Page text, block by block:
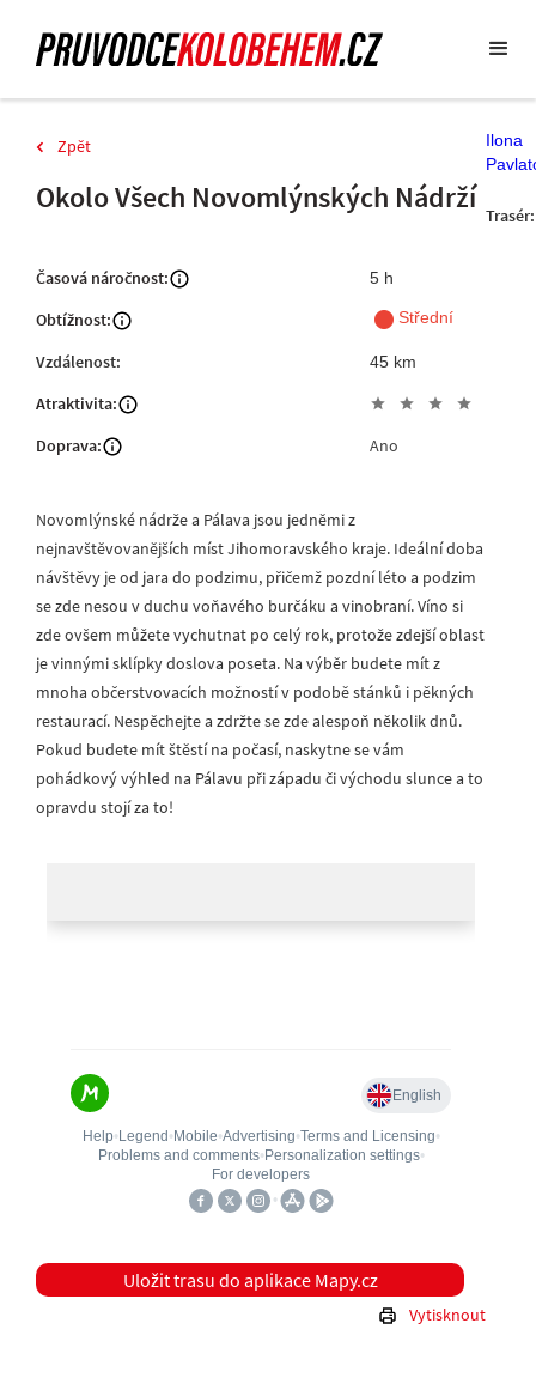
Obtížnost:
5 h
Trasér:
Zpět
Vzdálenost:
Okolo Všech Novomlýnských Nádrží
Ilona
fiber_manual_recordStřední
45 km
Doprava:
Atraktivita:
Časová náročnost:
Vytisknout
Uložit trasu do aplikace Mapy.cz
star star star star
Ano
Novomlýnské nádrže a Pálava jsou jedněmi z
nejnavštěvovanějších míst Jihomoravského kraje. Ideální doba
návštěvy je od jara do podzimu, přičemž pozdní léto a podzim
se zde nesou v duchu voňavého burčáku a vinobraní. Víno si
zde ovšem můžete vychutnat po celý rok, protože zdejší oblast
je vinnými sklípky doslova poseta. Na výběr budete mít z
mnoha občerstvovacích možností v podobě stánků i pěkných
restaurací. Nespěchejte a zdržte se zde alespoň několik dnů.
Pokud budete mít štěstí na počasí, naskytne se vám
pohádkový výhled na Pálavu při západu či východu slunce a to
opravdu stojí za to!